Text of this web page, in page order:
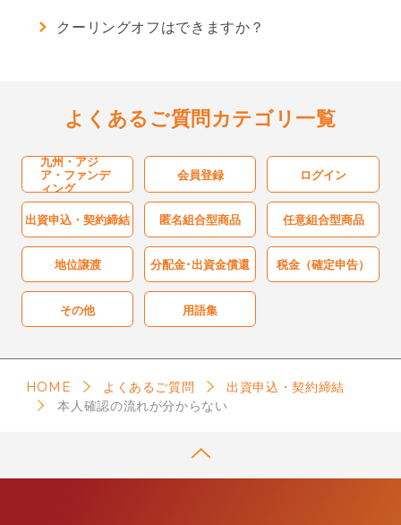
反社会的勢力に対する基本方針
システムリスク管理に係る基本方針
手数料及びリスク
利益相反管理方針
クーリングオフはできますか？
よくあるご質問カテゴリ一覧
九州・アジ
ア・ファンデ
ィング
会員登録 ログイン
出資申込・契約締結 匿名組合型商品 任意組合型商品
地位譲渡 分配金･出資金償還 税金（確定申告）
その他 用語集
HOME よくあるご質問
出資申込・契約締結
本人確認の流れが分からない